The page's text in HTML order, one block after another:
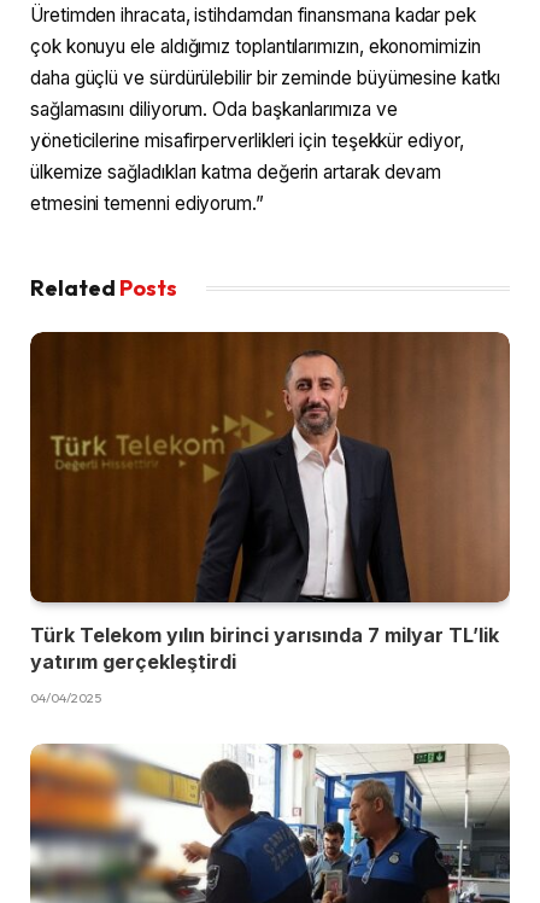
Üretimden ihracata, istihdamdan finansmana kadar pek
çok konuyu ele aldığımız toplantılarımızın, ekonomimizin
daha güçlü ve sürdürülebilir bir zeminde büyümesine katkı
sağlamasını diliyorum. Oda başkanlarımıza ve
yöneticilerine misafirperverlikleri için teşekkür ediyor,
ülkemize sağladıkları katma değerin artarak devam
etmesini temenni ediyorum.”
Related Posts
Türk Telekom yılın birinci yarısında 7 milyar TL’lik
yatırım gerçekleştirdi
04/04/2025